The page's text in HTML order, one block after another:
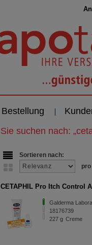
Bestellung
Sie suchen nach: „
Sortieren nach:
pro
CETAPHIL Pro Itch Control
Galderma
18176739
227g Creme